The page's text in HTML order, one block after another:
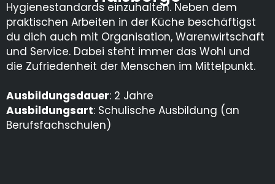
Hygienestandards einzuhalten. Neben dem
praktischen Arbeiten in der Küche beschäftigst
du dich auch mit Organisation, Warenwirtschaft
und Service. Dabei steht immer das Wohl und
die Zufriedenheit der Menschen im Mittelpunkt.
Ausbildungsdauer: 2 Jahre
Ausbildungsart: Schulische Ausbildung (an
Berufsfachschulen)